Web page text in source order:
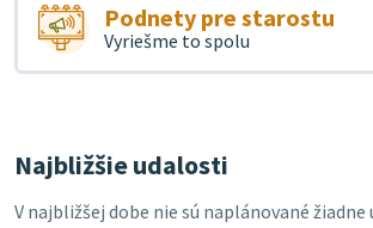
Podnety pre starostu
Vyriešme to spolu
Najbližšie udalosti
V najbližšej dobe nie sú naplánované žiadne